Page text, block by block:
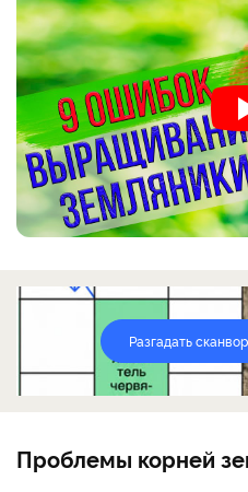
Разгадать
Проблемы корней